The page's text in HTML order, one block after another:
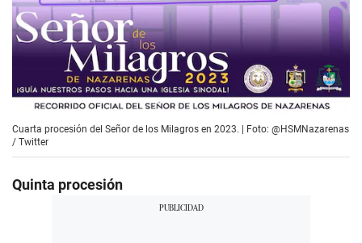
Cuarta procesión del Señor de los Milagros en 2023. | Foto: @HSMNazarenas
/ Twitter
Quinta procesión